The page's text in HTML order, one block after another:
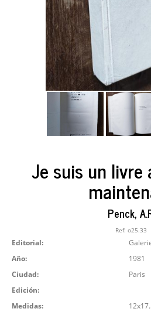
Je suis un livre
Penck,
Ref: o25.33
Editorial:
Año:
1981
Ciudad:
Paris
Edición:
Medidas: